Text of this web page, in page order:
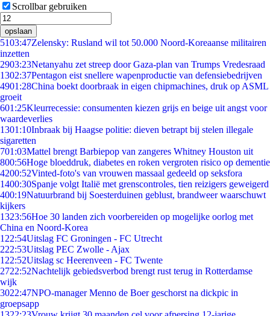
Scrollbar gebruiken
opslaan
5103:47Zelensky: Rusland wil tot 50.000 Noord-Koreaanse militairen
inzetten
2903:23Netanyahu zet streep door Gaza-plan van Trumps Vredesraad
1302:37Pentagon eist snellere wapenproductie van defensiebedrijven
4901:28China boekt doorbraak in eigen chipmachines, druk op ASML
groeit
601:25Kleurrecessie: consumenten kiezen grijs en beige uit angst voor
waardeverlies
1301:10Inbraak bij Haagse politie: dieven betrapt bij stelen illegale
sigaretten
701:03Mattel brengt Barbiepop van zangeres Whitney Houston uit
800:56Hoge bloeddruk, diabetes en roken vergroten risico op dementie
4200:52Vinted-foto's van vrouwen massaal gedeeld op seksfora
1400:30Spanje volgt Italië met grenscontroles, tien reizigers geweigerd
400:19Natuurbrand bij Soesterduinen geblust, brandweer waarschuwt
kijkers
1323:56Hoe 30 landen zich voorbereiden op mogelijke oorlog met
China en Noord-Korea
1 22:54Uitslag FC Groningen - FC Utrecht
222:53Uitslag PEC Zwolle - Ajax
1 22:52Uitslag sc Heerenveen - FC Twente
2722:52Nachtelijk gebiedsverbod brengt rust terug in Rotterdamse
wijk
3022:47NPO-manager Menno de Boer geschorst na dickpic in
groepsapp